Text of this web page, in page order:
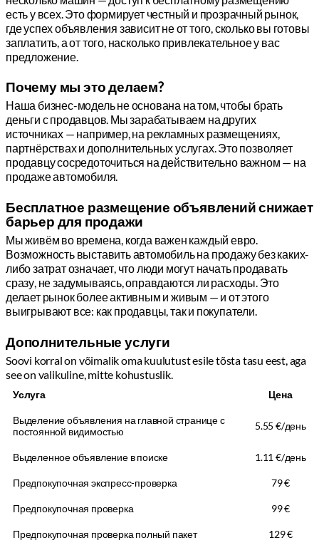
есть у всех. Это формирует честный и прозрачный рынок,
где успех объявления зависит не от того, сколько вы готовы
заплатить, а от того, насколько привлекательное у вас
предложение.
Почему мы это делаем?
Наша бизнес-модель не основана на том, чтобы брать
деньги с продавцов. Мы зарабатываем на других
источниках — например, на рекламных размещениях,
партнёрствах и дополнительных услугах. Это позволяет
продавцу сосредоточиться на действительно важном — на
продаже автомобиля.
Бесплатное размещение
барьер для продажи
Мы живём во времена, когда важен каждый евро.
Возможность выставить автомобиль на продажу без каких-
либо затрат означает, что люди могут начать продавать
сразу, не задумываясь, оправдаются ли расходы. Это
делает рынок более активным и живым — и от этого
выигрывают все: как продавцы, так и покупатели.
Дополнительные услуги
Soovi korral on võimalik oma kuulutust esile tõsta tasu eest, aga
see on valikuline, mitte kohustuslik.
Услуга Цена
Выделение объявления на главной странице с
постоянной видимостью
5.55 €/день
Выделенное объявление в поиске 1.11 €/день
Предпокупочная экспресс-проверка 79 €
Предпокупочная проверка 99 €
Предпокупочная проверка полный пакет 129 €